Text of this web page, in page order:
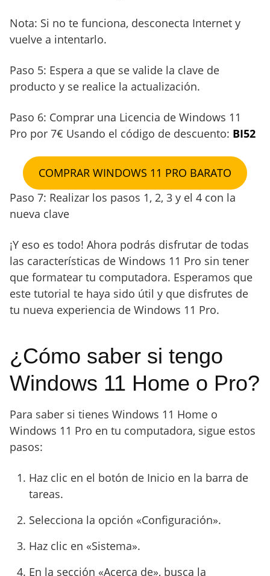
Nota: Si no te funciona, desconecta Internet y
vuelve a intentarlo.
Paso 5: Espera a que se valide la clave de
producto y se realice la actualización.
Paso 6: Comprar una Licencia de Windows 11
Pro por 7€ Usando el código de descuento: BI52
COMPRAR WINDOWS 11 PRO BARATO
Paso 7: Realizar los pasos 1, 2, 3 y el 4 con la
nueva clave
¡Y eso es todo! Ahora podrás disfrutar de todas
las características de Windows 11 Pro sin tener
que formatear tu computadora. Esperamos que
este tutorial te haya sido útil y que disfrutes de
tu nueva experiencia de Windows 11 Pro.
¿Cómo saber si tengo
Windows 11 Home o Pro?
Para saber si tienes Windows 11 Home o
Windows 11 Pro en tu computadora, sigue estos
pasos:
Haz clic en el botón de Inicio en la barra de
tareas.
Selecciona la opción «Configuración».
Haz clic en «Sistema».
En la sección «Acerca de», busca la